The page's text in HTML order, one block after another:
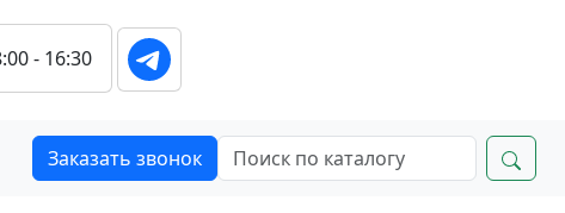
- 16:30
Заказать звонок